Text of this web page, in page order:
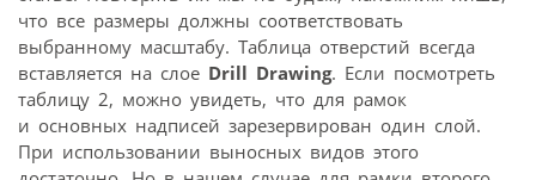
что все размеры должны соответствовать
выбранному масштабу. Таблица отверстий всегда
вставляется на слое Drill Drawing. Если посмотреть
таблицу 2, можно увидеть, что для рамок
и основных надписей зарезервирован один слой.
При использовании выносных видов этого